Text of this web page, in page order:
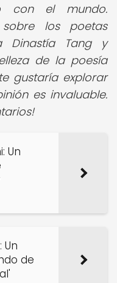
con el mundo.
los poetas
Dinastía Tang y
de la poesía
gustaría explorar
es invaluable.
Un
Un
de